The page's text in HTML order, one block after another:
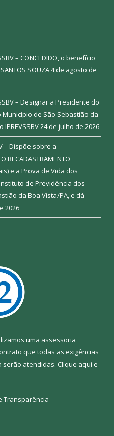
– CONCEDIDO, o benefício
SOUZA4 de agosto de
– Designar a Presidente do
de São Sebastião da
24 de julho de 2026
– Dispõe sobre a
RECADASTRAMENTO
e a Prova de Vida dos
de Previdência dos
da Boa Vista/PA, e dá
2026
uma assessoria
que todas as exigências
atendidas. Clique aqui e
Transparência